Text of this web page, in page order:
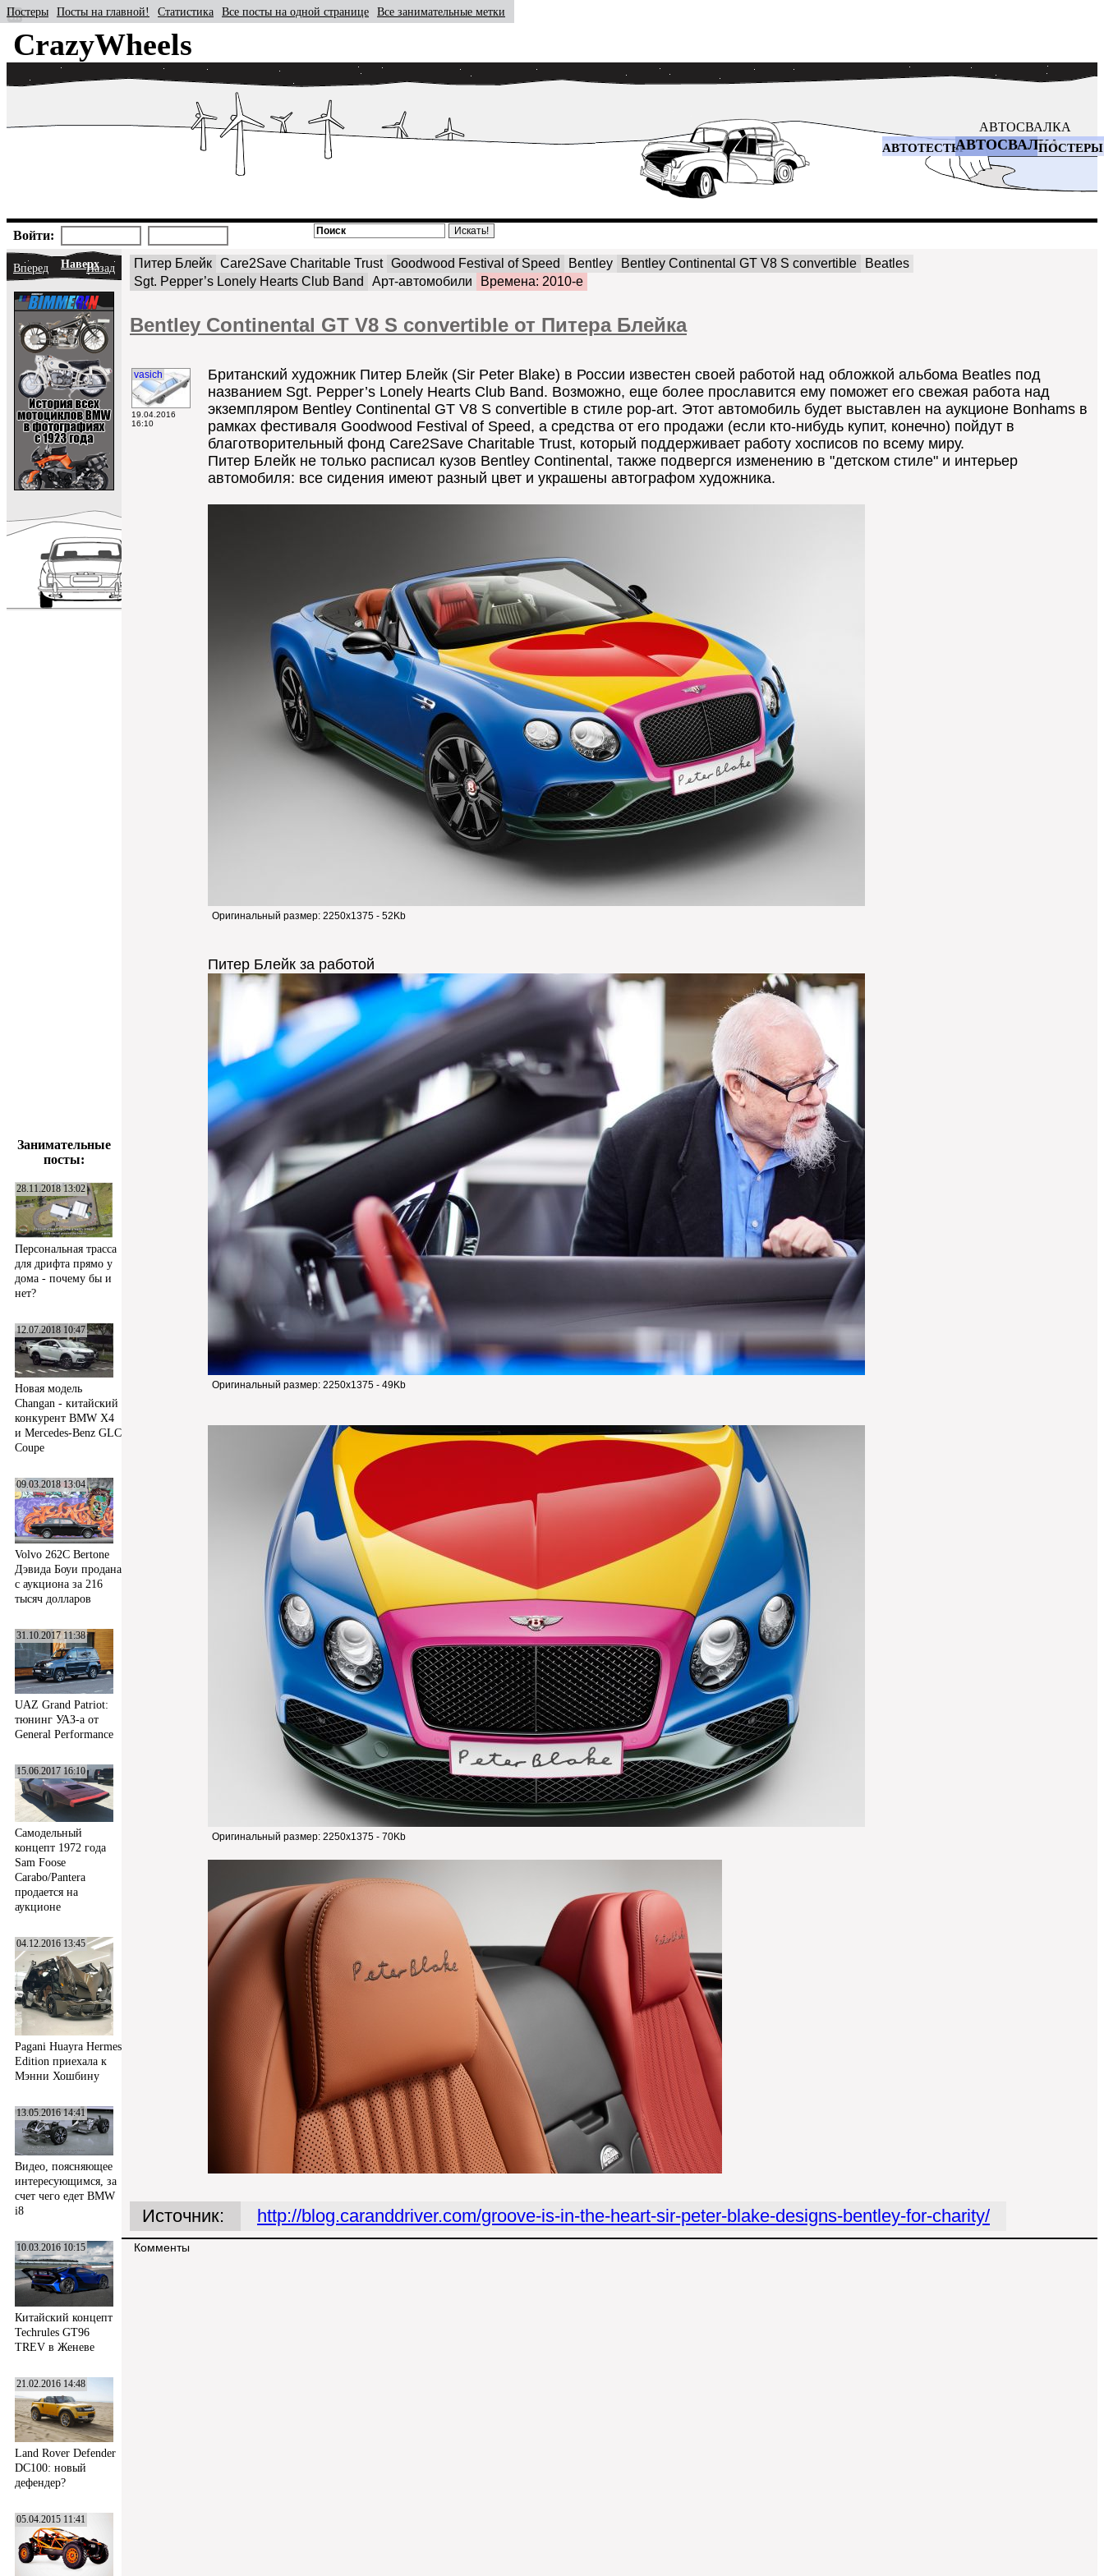
CrazyWheels
АВТОСВАЛКА
АВТОТЕСТЫАВТОСВАЛКАПОСТЕРЫ
Постеры Посты на главной! Статистика Все посты на одной странице Все занимательные метки
Войти:
Вперед НаверхНазад
Занимательные
посты:
28.11.2018 13:02
Персональная трасса
для дрифта прямо у
дома - почему бы и
нет?
12.07.2018 10:47
Новая модель
Changan - китайский
конкурент BMW X4
и Mercedes-Benz GLC
Coupe
09.03.2018 13:04
Volvo 262C Bertone
Дэвида Боуи продана
с аукциона за 216
тысяч долларов
31.10.2017 11:38
UAZ Grand Patriot:
тюнинг УАЗ-а от
General Performance
15.06.2017 16:10
Самодельный
концепт 1972 года
Sam Foose
Carabo/Pantera
продается на
аукционе
04.12.2016 13:45
Pagani Huayra Hermes
Edition приехала к
Мэнни Хошбину
13.05.2016 14:41
Видео, поясняющее
интересующимся, за
счет чего едет BMW
i8
10.03.2016 10:15
Китайский концепт
Techrules GT96
TREV в Женеве
21.02.2016 14:48
Land Rover Defender
DC100: новый
дефендер?
05.04.2015 11:41
Питер Блейк Care2Save Charitable Trust Goodwood Festival of Speed Bentley Bentley Continental GT V8 S convertible
Beatles
Sgt. Pepper’s Lonely Hearts Club Band
Арт-автомобили Времена: 2010-е
Bentley Continental GT V8 S convertible от Питера Блейка
vasich
19.04.2016
16:10
Британский художник Питер Блейк (Sir Peter Blake) в России известен своей работой над обложкой альбома Beatles под
названием Sgt. Pepper’s Lonely Hearts Club Band. Возможно, еще более прославится ему поможет его свежая работа над
экземпляром Bentley Continental GT V8 S convertible в стиле pop-art. Этот автомобиль будет выставлен на аукционе Bonhams в
рамках фестиваля Goodwood Festival of Speed, а средства от его продажи (если кто-нибудь купит, конечно) пойдут в
благотворительный фонд Care2Save Charitable Trust, который поддерживает работу хосписов по всему миру.
Питер Блейк не только расписал кузов Bentley Continental, также подвергся изменению в "детском стиле" и интерьер
автомобиля: все сидения имеют разный цвет и украшены автографом художника.
Оригинальный размер: 2250x1375 - 52Kb
Питер Блейк за работой
Оригинальный размер: 2250x1375 - 49Kb
Оригинальный размер: 2250x1375 - 70Kb
Источник: http://blog.caranddriver.com/groove-is-in-the-heart-sir-peter-blake-designs-bentley-for-charity/
Комменты